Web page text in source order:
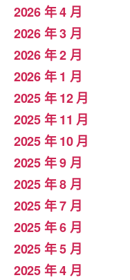
2026 年 4 月
2026 年 3 月
2026 年 2 月
2026 年 1 月
2025 年 12 月
2025 年 11 月
2025 年 10 月
2025 年 9 月
2025 年 8 月
2025 年 7 月
2025 年 6 月
2025 年 5 月
2025 年 4 月